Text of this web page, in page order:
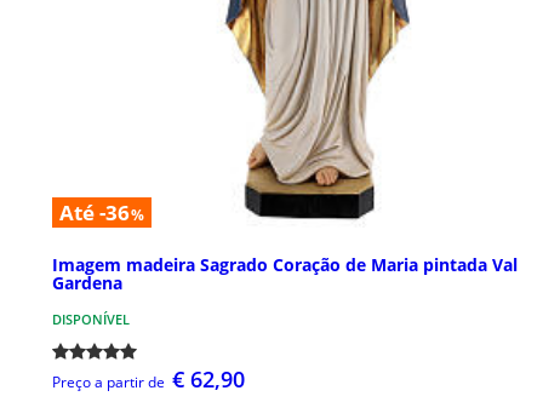
Até -36%
Imagem madeira Sagrado Coração de Maria pintada Val
Gardena
DISPONÍVEL
Preço a partir de € 62,90